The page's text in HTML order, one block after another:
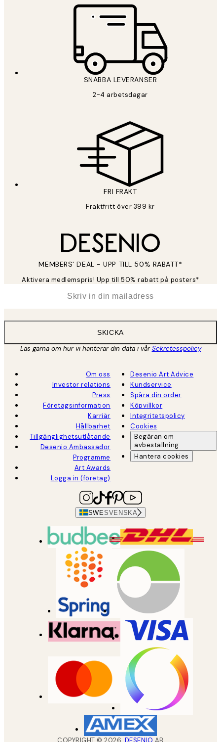
SNABBA LEVERANSER
2-4 arbetsdagar
FRI FRAKT
Fraktfritt över 399 kr
MEMBERS' DEAL - UPP TILL 50% RABATT*
Aktivera medlemspris! Upp till 50% rabatt på posters*
SKICKA
Läs gärna om hur vi hanterar din data i vårSekretesspolicy
Om oss
Investor relations
Press
Företagsinformation
Karriär
Hållbarhet
Tillgänglighetsutlåtande
Desenio Ambassador
Programme
Art Awards
Logga in (företag)
Desenio Art Advice
Kundservice
Spåra din order
Köpvillkor
Integritetspolicy
Cookies
Begäran om
avbeställning
Hantera cookies
SWESVENSKA